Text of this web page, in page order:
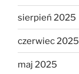
sierpień 2025
czerwiec 2025
maj 2025